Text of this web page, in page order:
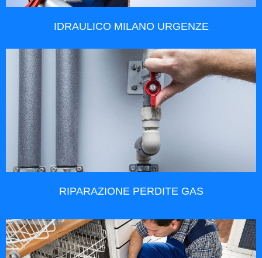
IDRAULICO MILANO URGENZE
RIPARAZIONE PERDITE GAS